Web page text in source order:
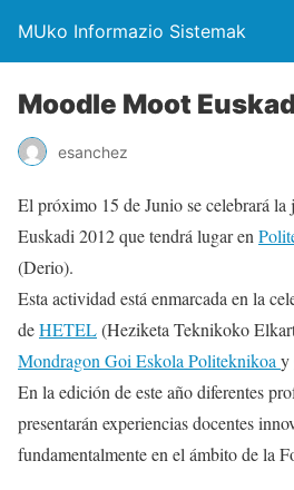
MUko Informazio Sistemak
Moodle Moot
esanchez
El próximo 15 de Junio se celebrará
Euskadi 2012 que tendrá lugar en
(Derio).
Esta actividad está enmarcada en la
deHETEL(Heziketa Teknikoko
Mondragon Goi Eskola Politeknikoa y
En la edición de este año diferentes
presentarán experiencias docentes
fundamentalmente en el ámbito de la